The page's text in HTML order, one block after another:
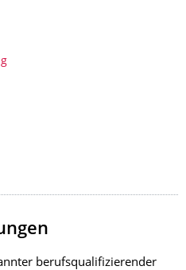
berufsqualifizierender